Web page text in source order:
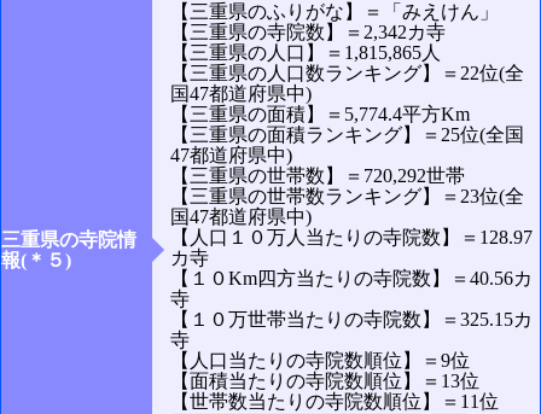
三重県の寺院情
報(＊５)
【三重県のふりがな】＝「みえけん」
【三重県の寺院数】＝2,342カ寺
【三重県の人口】＝1,815,865人
【三重県の人口数ランキング】＝22位(全
国47都道府県中)
【三重県の面積】＝5,774.4平方Km
【三重県の面積ランキング】＝25位(全国
47都道府県中)
【三重県の世帯数】＝720,292世帯
【三重県の世帯数ランキング】＝23位(全
国47都道府県中)
【人口１０万人当たりの寺院数】＝128.97
カ寺
【１０Km四方当たりの寺院数】＝40.56カ
寺
【１０万世帯当たりの寺院数】＝325.15カ
寺
【人口当たりの寺院数順位】＝9位
【面積当たりの寺院数順位】＝13位
【世帯数当たりの寺院数順位】＝11位